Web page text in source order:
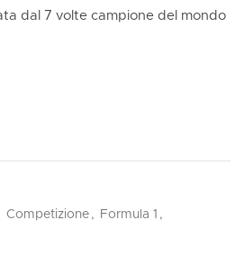
dal 7 volte campione del mondo
Competizione , Formula 1 ,